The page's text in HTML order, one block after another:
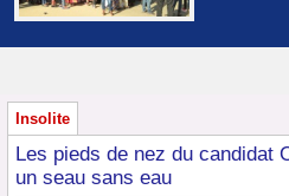
Insolite
Les pieds de nez du candidat
un seau sans eau